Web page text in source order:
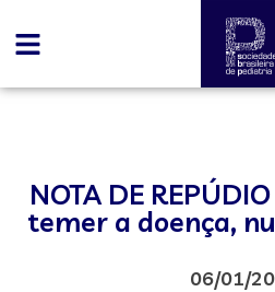
NOTA DE
temer a doença,
06/01/